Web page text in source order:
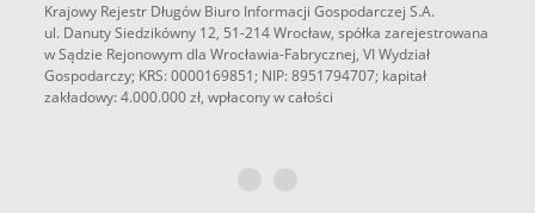
Krajowy Rejestr Długów Biuro Informacji Gospodarczej S.A.
ul. Danuty Siedzikówny 12, 51-214 Wrocław, spółka zarejestrowana
w Sądzie Rejonowym dla Wrocławia-Fabrycznej, VI Wydział
Gospodarczy; KRS: 0000169851; NIP: 8951794707; kapitał
zakładowy: 4.000.000 zł, wpłacony w całości